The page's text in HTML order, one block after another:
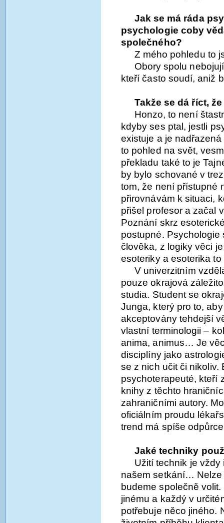
Jak se má ráda
psychologie coby
společného?
Z mého pohledu to
Obory spolu
kteří často soudí, aniž
Takže se dá říct,
Honzo, to není
kdyby ses ptal, jestli
existuje a je
to pohled na svět,
překladu také to je
by bylo schované v
tom, že není přístupné
přirovnávám k situaci,
přišel profesor a začal
Poznání skrz
postupné.
člověka, z logiky věci
esoteriky a esoterika
V univerzitním
pouze okrajová
studia. Student se
Junga, který pro to,
akceptovány tehdejší
vlastní terminologii –
anima, animus… Je
disciplíny jako
se z nich učit či nikoliv.
psychoterapeuté, kteří
knihy z těchto
zahraničními autory.
oficiálním proudu
trend má spíše
Jaké techniky
Užití technik je
našem setkání… Nelze
budeme společně
jinému a každý v
potřebuje něco jiného.